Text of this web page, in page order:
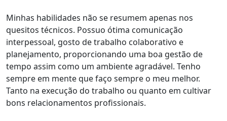
Minhas habilidades não se resumem apenas nos
quesitos técnicos. Possuo ótima comunicação
interpessoal, gosto de trabalho colaborativo e
planejamento, proporcionando uma boa gestão de
tempo assim como um ambiente agradável. Tenho
sempre em mente que faço sempre o meu melhor.
Tanto na execução do trabalho ou quanto em cultivar
bons relacionamentos profissionais.